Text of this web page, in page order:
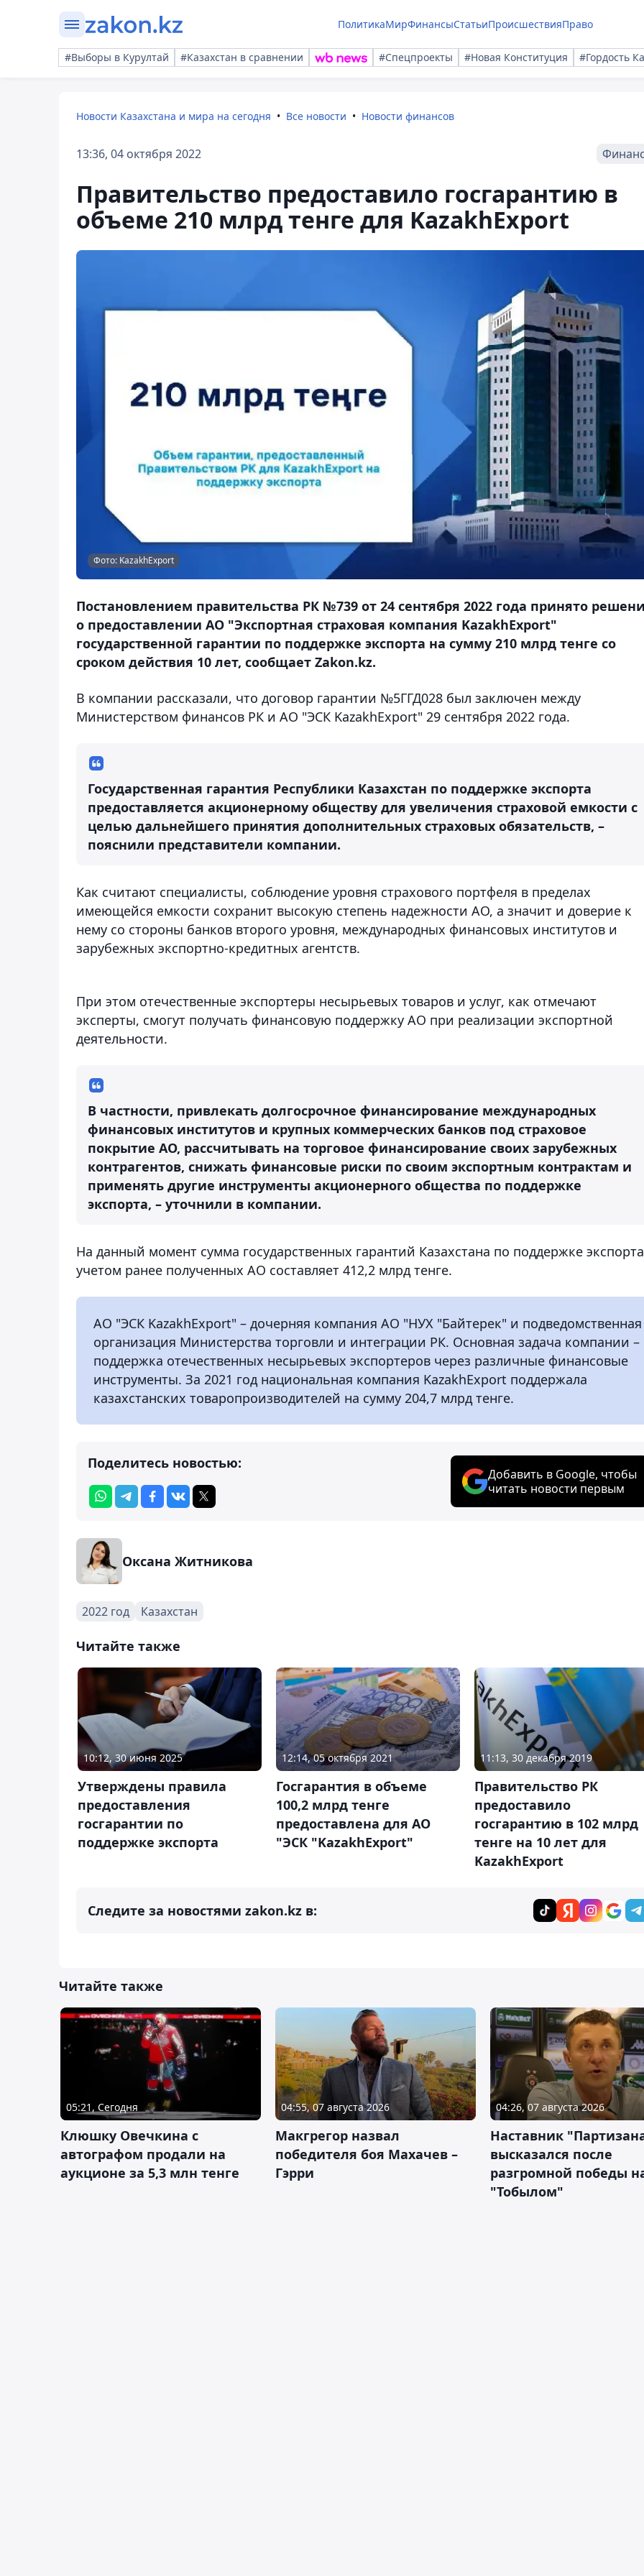
ПолитикаМирФинансыСтатьиПроисшествияПраво
#Выборы в Курултай #Казахстан в сравнении #Спецпроекты #Новая Конституция #Гордость
Новости Казахстана и мира на сегодня Все новости Новости финансов
13:36, 04 октября 2022
Правительство предоставило госгарантию в
объеме 210 млрд тенге для KazakhExport
Фото: KazakhExport
Постановлением правительства РК №739 от 24 сентября 2022 года принято
о предоставлении АО "Экспортная страховая компания KazakhExport"
государственной гарантии по поддержке экспорта на сумму 210 млрд тенге со
сроком действия 10 лет, сообщает Zakon.kz.
В компании рассказали, что договор гарантии №5ГГД028 был заключен между
Министерством финансов РК и АО "ЭСК KazakhExport" 29 сентября 2022 года.
Государственная гарантия Республики Казахстан по поддержке экспорта
предоставляется акционерному обществу для увеличения страховой емкости с
целью дальнейшего принятия дополнительных страховых обязательств, –
пояснили представители компании.
Как считают специалисты, соблюдение уровня страхового портфеля в пределах
имеющейся емкости сохранит высокую степень надежности АО, а значит и доверие к
нему со стороны банков второго уровня, международных финансовых институтов и
зарубежных экспортно-кредитных агентств.
При этом отечественные экспортеры несырьевых товаров и услуг, как отмечают
эксперты, смогут получать финансовую поддержку АО при реализации экспортной
деятельности.
В частности, привлекать долгосрочное финансирование международных
финансовых институтов и крупных коммерческих банков под страховое
покрытие АО, рассчитывать на торговое финансирование своих зарубежных
контрагентов, снижать финансовые риски по своим экспортным контрактам и
применять другие инструменты акционерного общества по поддержке
экспорта, – уточнили в компании.
На данный момент сумма государственных гарантий Казахстана по поддержке
учетом ранее полученных АО составляет 412,2 млрд тенге.
АО "ЭСК KazakhExport" – дочерняя компания АО "НУХ "Байтерек" и подведомственная
организация Министерства торговли и интеграции РК. Основная задача компании –
поддержка отечественных несырьевых экспортеров через различные финансовые
инструменты. За 2021 год национальная компания KazakhExport поддержала
казахстанских товаропроизводителей на сумму 204,7 млрд тенге.
Поделитесь новостью:
Добавить в Google, чтобы
читать новости первым
Оксана Житникова
2022 год Казахстан
Читайте также
10:12, 30 июня 2025
Утверждены правила
предоставления
госгарантии по
поддержке экспорта
12:14, 05 октября 2021
Госгарантия в объеме
100,2 млрд тенге
предоставлена для АО
"ЭСК "KazakhExport"
11:13, 30 декабря 2019
Правительство РК
предоставило
госгарантию в 102 млрд
тенге на 10 лет для
KazakhExport
Следите за новостями zakon.kz в:
Читайте также
05:21, Сегодня
Клюшку Овечкина с
автографом продали на
аукционе за 5,3 млн тенге
04:55, 07 августа 2026
Макгрегор назвал
победителя боя Махачев –
Гэрри
04:26, 07 августа 2026
Наставник
высказался после
разгромной победы
"Тобылом"